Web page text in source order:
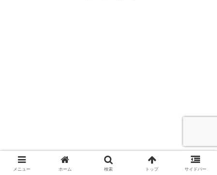
メニュー ホーム 検索 トップ サイドバー